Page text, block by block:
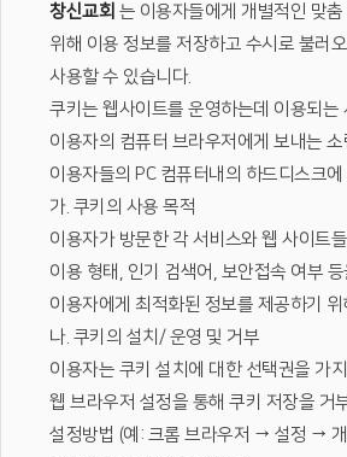
창신교회 는 이용자들에게 개별적인 맞춤
위해 이용 정보를 저장하고 수시로 불러
사용할 수 있습니다.
쿠키는 웹사이트를 운영하는데 이용되는
이용자의 컴퓨터 브라우저에게 보내는 소
이용자들의 PC 컴퓨터내의 하드디스크
가. 쿠키의 사용 목적
이용자가 방문한 각 서비스와 웹 사이트
이용 형태, 인기 검색어, 보안접속 여부
이용자에게 최적화된 정보를 제공하기 위
나. 쿠키의 설치/ 운영 및 거부
이용자는 쿠키 설치에 대한 선택권을 가
웹 브라우저 설정을 통해 쿠키 저장을 거
설정방법 (예: 크롬 브라우저 → 설정 →